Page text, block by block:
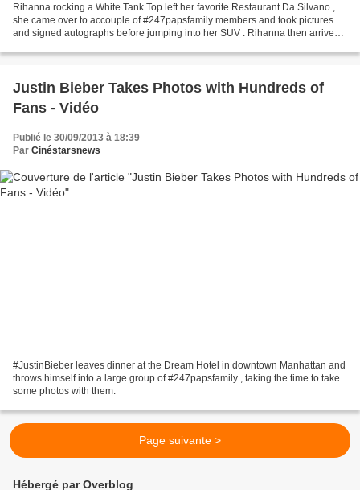
Rihanna rocking a White Tank Top left her favorite Restaurant Da Silvano ,
she came over to accouple of #247papsfamily members and took pictures
and signed autographs before jumping into her SUV . Rihanna then arrived
Justin Bieber Takes Photos with Hundreds of
Fans - Vidéo
Publié le 30/09/2013 à 18:39
Par Cinéstarsnews
#JustinBieber leaves dinner at the Dream Hotel in downtown Manhattan and
throws himself into a large group of #247papsfamily , taking the time to take
some photos with them.
Page suivante >
Hébergé par Overblog